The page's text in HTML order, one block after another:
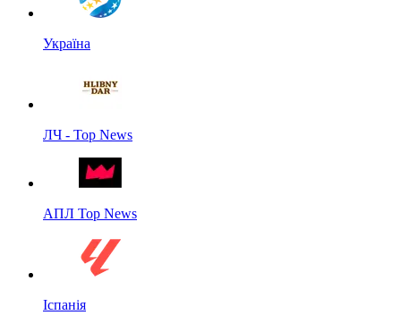
Україна
ЛЧ - Top News
АПЛ Top News
Іспанія